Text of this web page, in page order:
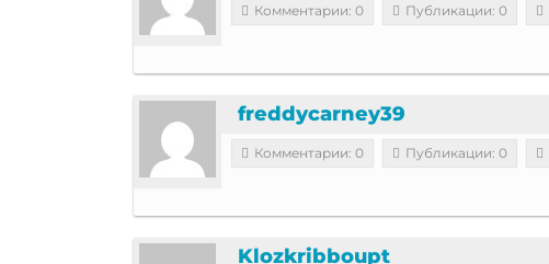
Комментарии: 0 Публикации: 0
freddycarney39
Комментарии: 0 Публикации: 0
Klozkribboupt